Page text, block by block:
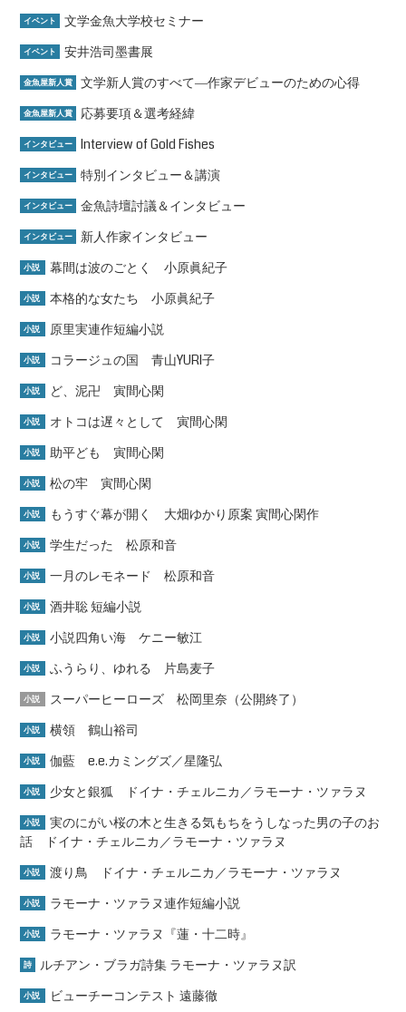
イベント 文学金魚大学校セミナー
イベント 安井浩司墨書展
金魚屋新人賞 文学新人賞のすべて―作家デビューのための心得
金魚屋新人賞 応募要項＆選考経緯
インタビュー Interview of Gold Fishes
インタビュー 特別インタビュー＆講演
インタビュー 金魚詩壇討議＆インタビュー
インタビュー 新人作家インタビュー
小説 幕間は波のごとく 小原眞紀子
小説 本格的な女たち 小原眞紀子
小説 原里実連作短編小説
小説 コラージュの国 青山YURI子
小説 ど、泥卍 寅間心閑
小説 オトコは遅々として 寅間心閑
小説 助平ども 寅間心閑
小説 松の牢 寅間心閑
小説 もうすぐ幕が開く 大畑ゆかり原案 寅間心閑作
小説 学生だった 松原和音
小説 一月のレモネード 松原和音
小説 酒井聡 短編小説
小説 小説四角い海 ケニー敏江
小説 ふうらり、ゆれる 片島麦子
小説 スーパーヒーローズ 松岡里奈（公開終了）
小説 横領 鶴山裕司
小説 伽藍 e.e.カミングズ／星隆弘
小説 少女と銀狐 ドイナ・チェルニカ／ラモーナ・ツァラヌ
小説
実のにがい桜の木と生きる気もちをうしなった男の子のお
話 ドイナ・チェルニカ／ラモーナ・ツァラヌ
小説 渡り鳥 ドイナ・チェルニカ／ラモーナ・ツァラヌ
小説 ラモーナ・ツァラヌ連作短編小説
小説 ラモーナ・ツァラヌ『蓮・十二時』
詩 ルチアン・ブラガ詩集 ラモーナ・ツァラヌ訳
小説 ビューチーコンテスト 遠藤徹